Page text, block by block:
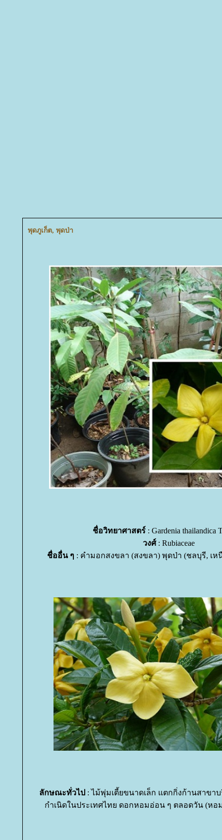
พุดภูเก็ต, พุดป่า
ชื่อวิทยาศาสตร์ : Gardenia thailandica
วงศ์: Rubiaceae
ชื่ออื่น ๆ : คำมอกสงขลา (สงขลา) พุดป่า (ชลบุรี, เห
ลักษณะทั่วไป : ไม้พุ่มเตี้ยขนาดเล็ก แตกกิ่งก้านสาข
กำเนิดในประเทศไทย ดอกหอมอ่อน ๆ ตลอดวัน (หอ